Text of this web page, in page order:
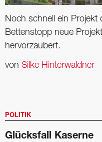
Noch schnell ein
Bettenstopp neue
hervorzaubert.
von Silke Hinterwaldner
POLITIK
Glücksfall Kaserne